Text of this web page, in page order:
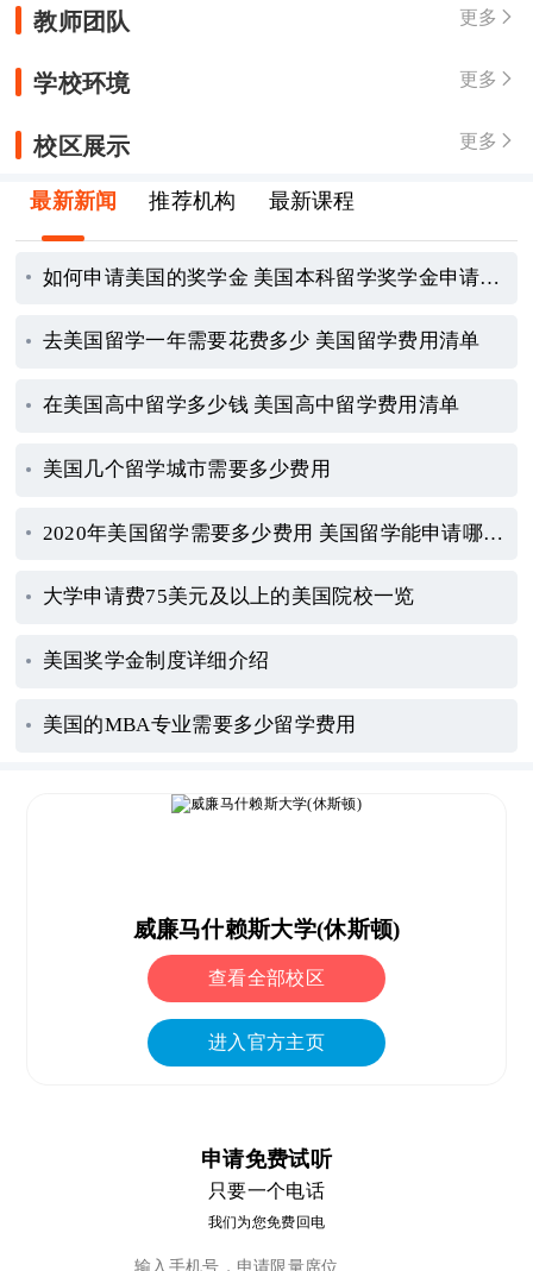
教师团队 更多 
学校环境 更多 
校区展示 更多 
最新新闻 推荐机构 最新课程
如何申请美国的奖学金 美国本科留学奖学金申请指南
去美国留学一年需要花费多少 美国留学费用清单
在美国高中留学多少钱 美国高中留学费用清单
美国几个留学城市需要多少费用
2020年美国留学需要多少费用 美国留学能申请哪些奖学金
大学申请费75美元及以上的美国院校一览
美国奖学金制度详细介绍
美国的MBA专业需要多少留学费用
威廉马什赖斯大学(休斯顿)
查看全部校区
进入官方主页
申请免费试听
只要一个电话
我们为您免费回电